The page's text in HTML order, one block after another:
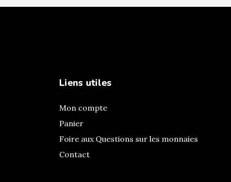
Liens utiles
Mon compte
Panier
Foire aux Questions sur les monnaies
Contact